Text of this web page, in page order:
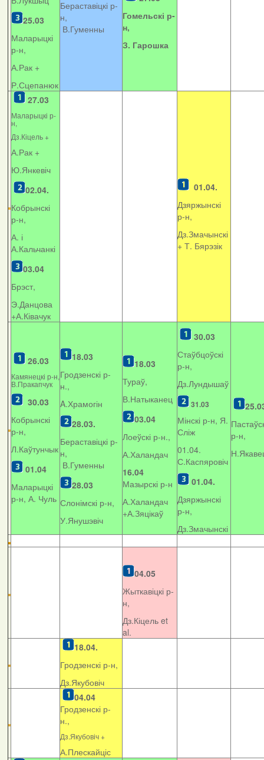
25.03
Маларыцкі
р-н,
А.Рак +
Р.Сцепанюк
Бераставіцкі р-
н,
В.Гуменны
Гомельскі р-
н,
З. Гарошка
27.03
Маларыцкі р-
н,
Дз.Кіцель +
А.Рак +
Ю.Янкевіч
02.04.
Кобрынскі
р-н,
А. і
А.Кальчанкі
03.04
Брэст,
Э.Данцова
+А.Ківачук
01.04.
Дзяржынскі
р-н,
Дз.Змачынскі
+ Т. Бярэзік
26.03
Камянецкі р-н,
В.Пракапчук
30.03
Кобрынскі
р-н,
Л.Каўтунчык
01.04
Маларыцкі
р-н, А. Чуль
18.03
Гродзенскі р-
н.,
A.Храмогін
28.03.
Бераставіцкі р-
н,
В.Гуменны
28.03
Слонімскі р-н,
У.Янушэвіч
18.03
Тураў,
В.Натыканец
03.04
Лоеўскі р-н.,
А.Халандач
16.04
Мазырскі р-н
А.Халандач
+А.Зяцікаў
30.03
Стаўбцоўскі
р-н,
Дз.Лундышаў
31.03
Мінскі р-н, Я.
Сліж
01.04.
С.Каспяровіч
01.04.
Дзяржынскі
р-н,
Дз.Змачынскі
р-н,
04.05
Жыткавіцкі р-
н,
Дз.Кіцель et
al.
18.04.
Гродзенскі р-н,
Дз.Якубовіч
04.04
Гродзенскі р-
н.,
Дз.Якубовіч +
А.Плескайціс